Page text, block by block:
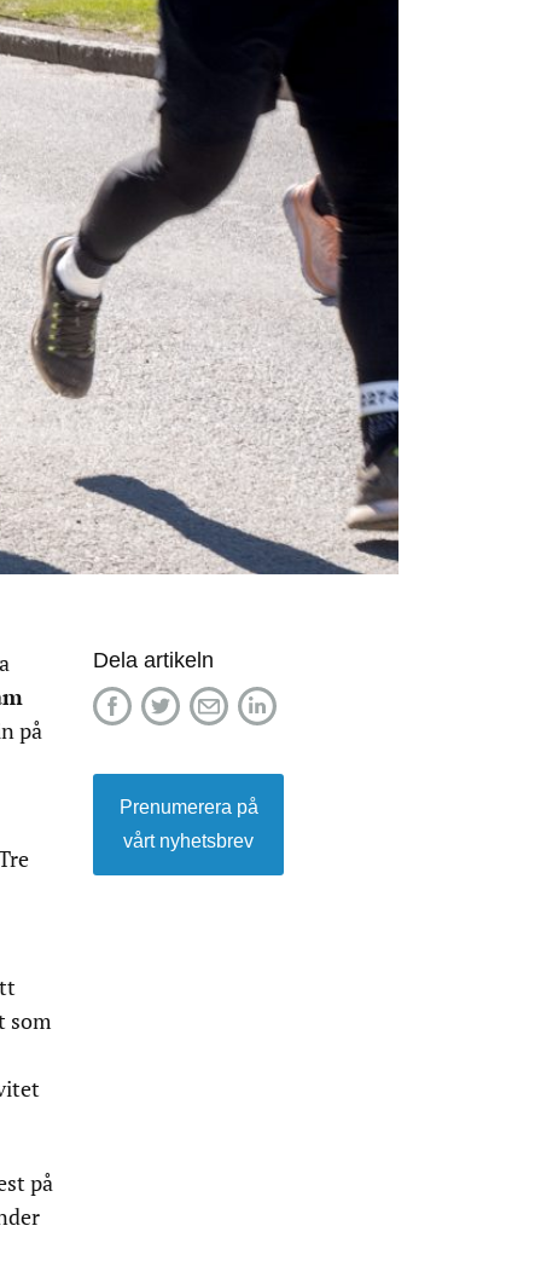
på
som
på
Dela artikeln
Prenumerera på
vårt nyhetsbrev